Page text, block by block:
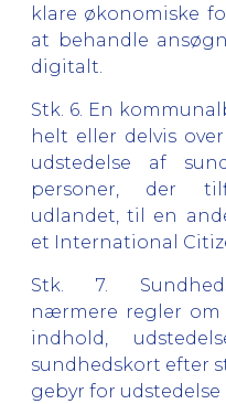
klare økonomiske
at behandle
digitalt.
Stk. 6. En
helt eller delvis
udstedelse af
personer, der
udlandet, til en
et International
Stk. 7.
nærmere regler om
indhold,
sundhedskort efter
gebyr for udstedelse